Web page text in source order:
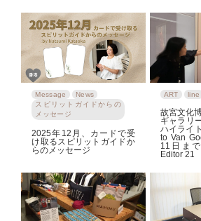
Message
News
スピリットガイドからの
メッセージ
2025年12月、カードで受
け取るスピリットガイドか
らのメッセージ
ART line
故宮文化
ギャラリ
ハイライ
to Van
11日ま
Editor 21